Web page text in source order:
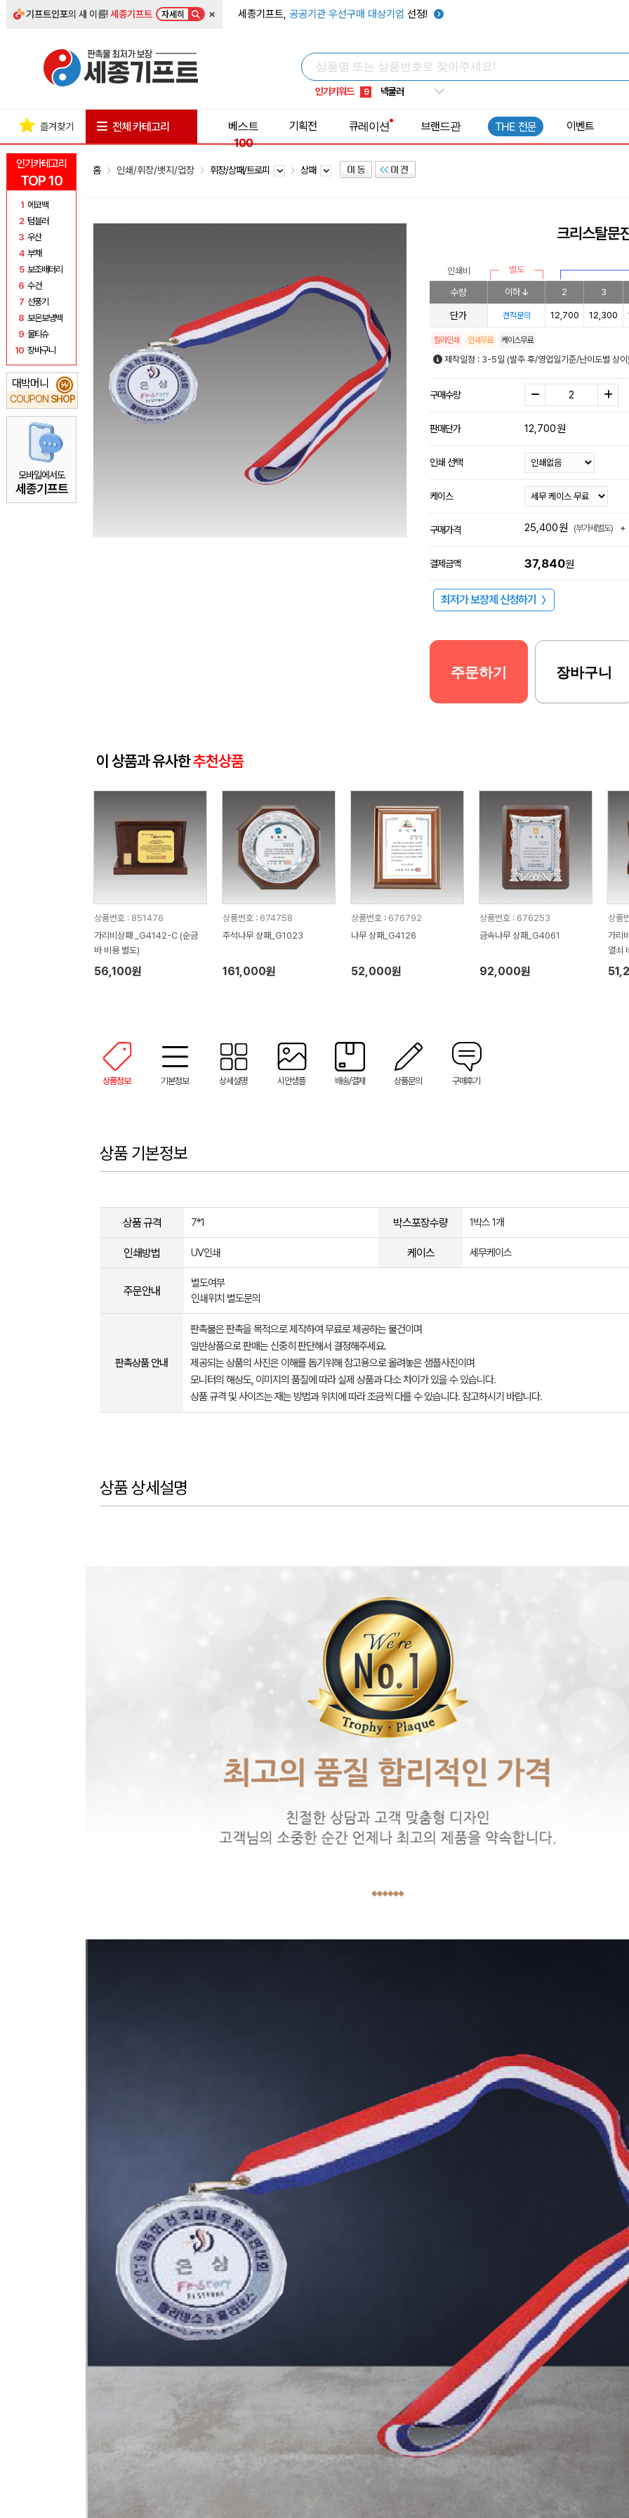
기프트인포의 새 이름!세종기프트 자세히 × 세종기프트, 공공기관 우선구매 대상기업 선정!
인기키워드
5 키캡
8 쿨토시
9 넥쿨러
1 선풍기
인기카테고리
TOP 10
1 에코백
2 텀블러
3 우산
4 부채
5 보조배터리
6 수건
7 선풍기
8 보온보냉백
9 물티슈
10 장바구니
대박머니
COUPON SHOP
₩
모바일에서도
세종기프트
즐겨찾기 전체 카테고리
베스트
100
기획전 큐레이션 브랜드관 THE 전문 이벤트
홈 인쇄/휘장/뱃지/업장 휘장/상패/트로피 상패
크리스탈문
인쇄비 별도
수량 이하 2 3
단가 견적문의 12,700 12,300
칼라인쇄 인쇄무료 케이스무료
제작일정 : 3-5일 (발주 후/영업일기준/난이도별 상
구매수량
판매단가 12,700원
인쇄 선택
케이스
구매가격 25,400원 (부가세별도) +
결제금액 37,840원
최저가 보장제 신청하기 〉
주문하기 장바구니
이 상품과 유사한추천상품
상품번호 : 851476
가리비상패 _G4142-C (순금
바 비용 별도)
56,100원
상품번호 : 674758
주석나무 상패_G1023
161,000원
상품번호 : 676792
나무 상패_G4126
52,000원
상품번호 : 676253
금속나무 상패_G4061
92,000원
상품
가리
열쇠
상품정보 기본정보 상세설명 시안샘플 배송/결제 상품문의 구매후기
상품 기본정보
상품 규격 7*1 박스포장수량 1박스 1개
인쇄방법 UV인쇄 케이스 세무케이스
주문안내
별도여부
인쇄위치 별도문의
판촉상품 안내
판촉물은 판촉을 목적으로 제작하여 무료로 제공하는 물건이며
일반상품으로 판매는 신중히 판단해서 결정해주세요.
제공되는 상품의 사진은 이해를 돕기위해 참고용으로 올려놓은 샘플사진이며
모니터의 해상도, 이미지의 품질에 따라 실제 상품과 다소 차이가 있을 수 있습니다.
상품 규격 및 사이즈는 재는 방법과 위치에 따라 조금씩 다를 수 있습니다. 참고하시기 바랍니다.
상품 상세설명